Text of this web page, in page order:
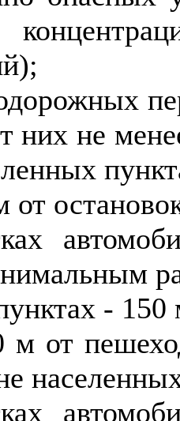
них не
- 150
от